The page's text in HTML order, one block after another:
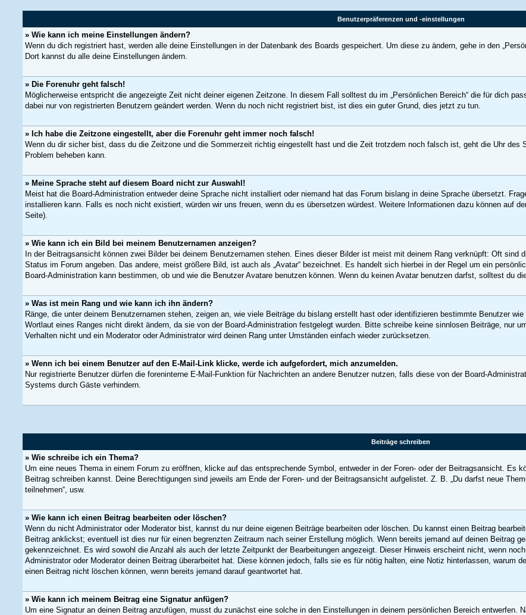
Benutzerpräferenzen und -einstellungen
» Wie kann ich meine Einstellungen ändern?
Wenn du dich registriert hast, werden alle deine Einstellungen in der Datenbank des Boards gespeichert. Um diese zu ändern, gehe in den
Dort kannst du alle deine Einstellungen ändern.
» Die Forenuhr geht falsch!
Möglicherweise entspricht die angezeigte Zeit nicht deiner eigenen Zeitzone. In diesem Fall solltest du im „Persönlichen Bereich“ die für dich
dabei nur von registrierten Benutzern geändert werden. Wenn du noch nicht registriert bist, ist dies ein guter Grund, dies jetzt zu tun.
» Ich habe die Zeitzone eingestellt, aber die Forenuhr geht immer noch falsch!
Wenn du dir sicher bist, dass du die Zeitzone und die Sommerzeit richtig eingestellt hast und die Zeit trotzdem noch falsch ist, geht die Uhr
Problem beheben kann.
» Meine Sprache steht auf diesem Board nicht zur Auswahl!
Meist hat die Board-Administration entweder deine Sprache nicht installiert oder niemand hat das Forum bislang in deine Sprache übersetzt.
installieren kann. Falls es noch nicht existiert, würden wir uns freuen, wenn du es übersetzen würdest. Weitere Informationen dazu können auf
Seite).
» Wie kann ich ein Bild bei meinem Benutzernamen anzeigen?
In der Beitragsansicht können zwei Bilder bei deinem Benutzernamen stehen. Eines dieser Bilder ist meist mit deinem Rang verknüpft: Oft
Status im Forum angeben. Das andere, meist größere Bild, ist auch als „Avatar“ bezeichnet. Es handelt sich hierbei in der Regel um ein
Board-Administration kann bestimmen, ob und wie die Benutzer Avatare benutzen können. Wenn du keinen Avatar benutzen darfst, solltest du
» Was ist mein Rang und wie kann ich ihn ändern?
Ränge, die unter deinem Benutzernamen stehen, zeigen an, wie viele Beiträge du bislang erstellt hast oder identifizieren bestimmte Benutzer
Wortlaut eines Ranges nicht direkt ändern, da sie von der Board-Administration festgelegt wurden. Bitte schreibe keine sinnlosen Beiträge, nur
Verhalten nicht und ein Moderator oder Administrator wird deinen Rang unter Umständen einfach wieder zurücksetzen.
» Wenn ich bei einem Benutzer auf den E-Mail-Link klicke, werde ich aufgefordert, mich anzumelden.
Nur registrierte Benutzer dürfen die foreninterne E-Mail-Funktion für Nachrichten an andere Benutzer nutzen, falls diese von der Board-
Systems durch Gäste verhindern.
Beiträge schreiben
» Wie schreibe ich ein Thema?
Um eine neues Thema in einem Forum zu eröffnen, klicke auf das entsprechende Symbol, entweder in der Foren- oder der Beitragsansicht. Es
Beitrag schreiben kannst. Deine Berechtigungen sind jeweils am Ende der Foren- und der Beitragsansicht aufgelistet. Z. B. „Du darfst neue
teilnehmen“, usw.
» Wie kann ich einen Beitrag bearbeiten oder löschen?
Wenn du nicht Administrator oder Moderator bist, kannst du nur deine eigenen Beiträge bearbeiten oder löschen. Du kannst einen Beitrag
Beitrag anklickst; eventuell ist dies nur für einen begrenzten Zeitraum nach seiner Erstellung möglich. Wenn bereits jemand auf deinen Beitrag
gekennzeichnet. Es wird sowohl die Anzahl als auch der letzte Zeitpunkt der Bearbeitungen angezeigt. Dieser Hinweis erscheint nicht, wenn
Administrator oder Moderator deinen Beitrag überarbeitet hat. Diese können jedoch, falls sie es für nötig halten, eine Notiz hinterlassen, warum
einen Beitrag nicht löschen können, wenn bereits jemand darauf geantwortet hat.
» Wie kann ich meinem Beitrag eine Signatur anfügen?
Um eine Signatur an deinen Beitrag anzufügen, musst du zunächst eine solche in den Einstellungen in deinem persönlichen Bereich entwerfen.